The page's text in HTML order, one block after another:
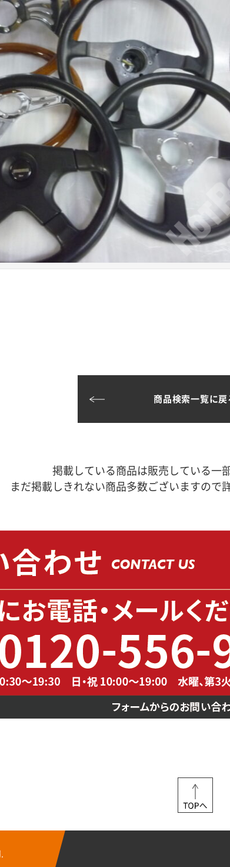
商品検索一覧に戻
掲載している商品は販売している一
まだ掲載しきれない商品多数ございますので